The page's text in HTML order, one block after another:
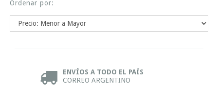
Ordenar por:
ENVÍOS A TODO EL PAÍS
CORREO ARGENTINO